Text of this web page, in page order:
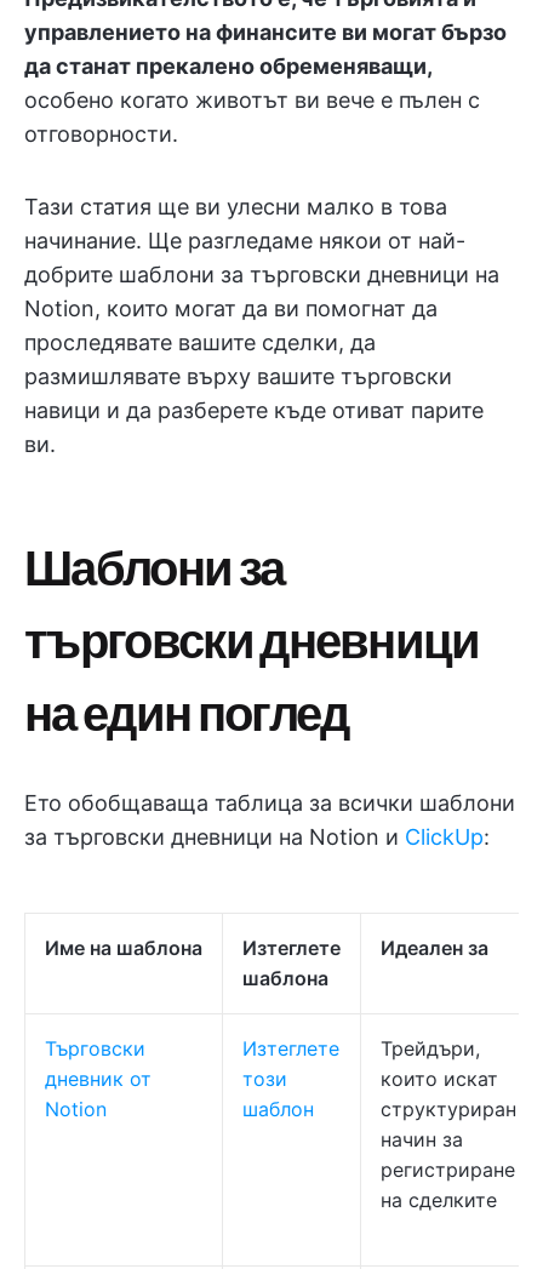
управлението на финансите ви могат бързо
да станат прекалено обременяващи,
особено когато животът ви вече е пълен с
отговорности.
Тази статия ще ви улесни малко в това
начинание. Ще разгледаме някои от най-
добрите шаблони за търговски дневници на
Notion, които могат да ви помогнат да
проследявате вашите сделки, да
размишлявате върху вашите търговски
навици и да разберете къде отиват парите
ви.
Шаблони за
търговски дневници
на един поглед
Ето обобщаваща таблица за всички шаблони
за търговски дневници на Notion и ClickUp:
Име на шаблона
Изтеглете
шаблона
Идеален за
Търговски
дневник от
Notion
Изтеглете
този
шаблон
Трейдъри,
които искат
структуриран
начин за
регистриране
на сделките